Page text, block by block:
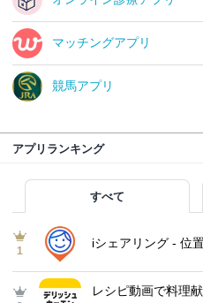
マッチングアプリ
競馬アプリ
アプリランキング
すべて
1
iシェアリング - 位
レシピ動画で料理